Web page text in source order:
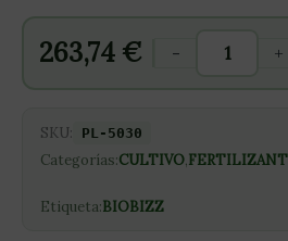
263,74 € - +
SKU: PL-5030
Categorías:CULTIVO,
Etiqueta:BIOBIZZ